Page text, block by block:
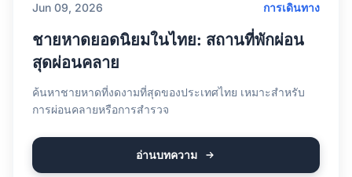
Jun 09, 2026 การเดินทาง
ชายหาดยอดนิยมในไทย: สถานที่พักผ่อน
สุดผ่อนคลาย
ค้นหาชายหาดที่งดงามที่สุดของประเทศไทย เหมาะสำหรับ
การผ่อนคลายหรือการสำรวจ
อ่านบทความ